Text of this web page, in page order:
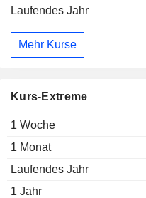
Laufendes Jahr
Mehr Kurse
Kurs-Extreme
1 Woche
1 Monat
Laufendes Jahr
1 Jahr